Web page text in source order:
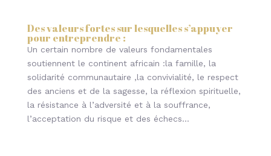
Des valeurs fortes sur lesquelles s’appuyer
pour entreprendre :
Un certain nombre de valeurs fondamentales
soutiennent le continent africain :la famille, la
solidarité communautaire ,la convivialité, le respect
des anciens et de la sagesse, la réflexion spirituelle,
la résistance à l’adversité et à la souffrance,
l’acceptation du risque et des échecs…